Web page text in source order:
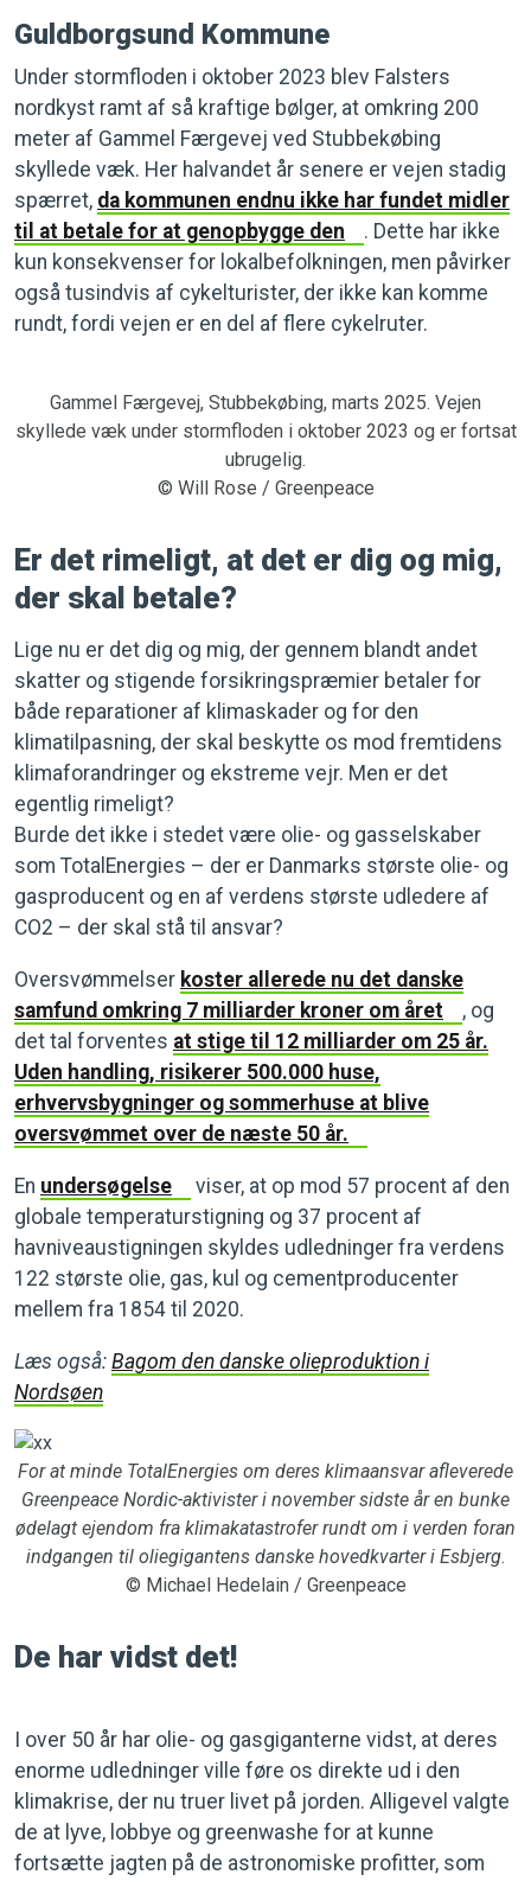
Guldborgsund Kommune
Under stormfloden i oktober 2023 blev Falsters
nordkyst ramt af så kraftige bølger, at omkring 200
meter af Gammel Færgevej ved Stubbekøbing
skyllede væk. Her halvandet år senere er vejen stadig
spærret, da kommunen endnu ikke har fundet midler
til at betale for at genopbygge den
. Dette har ikke
kun konsekvenser for lokalbefolkningen, men påvirker
også tusindvis af cykelturister, der ikke kan komme
rundt, fordi vejen er en del af flere cykelruter.
Gammel Færgevej, Stubbekøbing, marts 2025. Vejen
skyllede væk under stormfloden i oktober 2023 og er fortsat
ubrugelig.
© Will Rose / Greenpeace
Er det rimeligt, at det er dig og mig,
der skal betale?
Lige nu er det dig og mig, der gennem blandt andet
skatter og stigende forsikringspræmier betaler for
både reparationer af klimaskader og for den
klimatilpasning, der skal beskytte os mod fremtidens
klimaforandringer og ekstreme vejr. Men er det
egentlig rimeligt?
Burde det ikke i stedet være olie- og gasselskaber
som TotalEnergies – der er Danmarks største olie- og
gasproducent og en af verdens største udledere af
CO2 – der skal stå til ansvar?
Oversvømmelser koster allerede nu det danske
samfund omkring 7 milliarder kroner om året
, og
det tal forventes at stige til 12 milliarder om 25 år.
Uden handling, risikerer 500.000 huse,
erhvervsbygninger og sommerhuse at blive
oversvømmet over de næste 50 år.
En undersøgelse
viser, at op mod 57 procent af den
globale temperaturstigning og 37 procent af
havniveaustigningen skyldes udledninger fra verdens
122 største olie, gas, kul og cementproducenter
mellem fra 1854 til 2020.
Læs også: Bagom den danske olieproduktion i
Nordsøen
For at minde TotalEnergies om deres klimaansvar afleverede
Greenpeace Nordic-aktivister i november sidste år en bunke
ødelagt ejendom fra klimakatastrofer rundt om i verden foran
indgangen til oliegigantens danske hovedkvarter i Esbjerg.
© Michael Hedelain / Greenpeace
De har vidst det!
I over 50 år har olie- og gasgiganterne vidst, at deres
enorme udledninger ville føre os direkte ud i den
klimakrise, der nu truer livet på jorden. Alligevel valgte
de at lyve, lobbye og greenwashe for at kunne
fortsætte jagten på de astronomiske profitter, som